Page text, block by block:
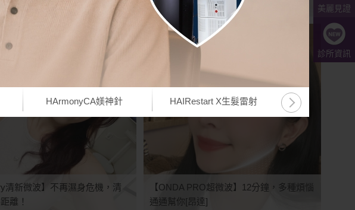
HArmonyCA媄神針 HAIRestart X生髮雷射
美麗見證
診所資訊
更美
度，素顏也超有自信
清新微波】不再濕身危機，清
離！
【ONDA PRO超微波】12分鐘，多種煩惱
通通幫你[昂達]